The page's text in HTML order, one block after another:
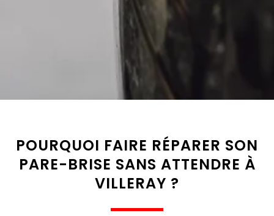
POURQUOI FAIRE RÉPARER SON
PARE-BRISE SANS ATTENDRE À
VILLERAY ?